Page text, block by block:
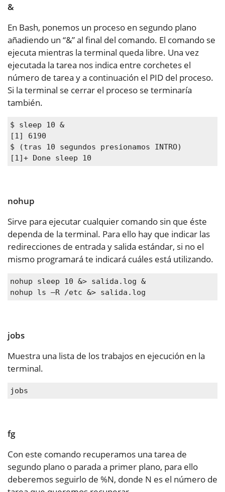
&
En Bash, ponemos un proceso en segundo plano
añadiendo un “&” al final del comando. El comando se
ejecuta mientras la terminal queda libre. Una vez
ejecutada la tarea nos indica entre corchetes el
número de tarea y a continuación el PID del proceso.
Si la terminal se cerrar el proceso se terminaría
también.
$ sleep 10 &
[1] 6190
$ (tras 10 segundos presionamos INTRO)
[1]+ Done sleep 10
nohup
Sirve para ejecutar cualquier comando sin que éste
dependa de la terminal. Para ello hay que indicar las
redirecciones de entrada y salida estándar, si no el
mismo programará te indicará cuáles está utilizando.
nohup sleep 10 &> salida.log &
nohup ls –R /etc &> salida.log
jobs
Muestra una lista de los trabajos en ejecución en la
terminal.
jobs
fg
Con este comando recuperamos una tarea de
segundo plano o parada a primer plano, para ello
deberemos seguirlo de %N, donde N es el número de